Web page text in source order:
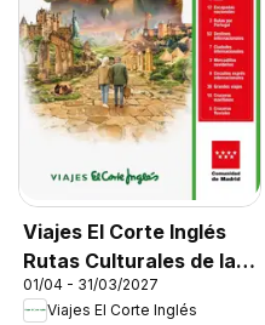
Viajes El Corte Inglés
Rutas Culturales de la
Comunidad de Madrid
01/04 - 31/03/2027
Viajes El Corte Inglés